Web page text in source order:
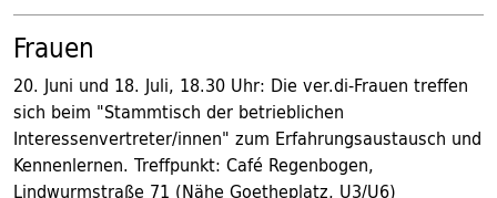
Frauen
20. Juni und 18. Juli, 18.30 Uhr: Die ver.di-Frauen treffen
sich beim "Stammtisch der betrieblichen
Interessenvertreter/innen" zum Erfahrungsaustausch und
Kennenlernen. Treffpunkt: Café Regenbogen,
Lindwurmstraße 71 (Nähe Goetheplatz, U3/U6)